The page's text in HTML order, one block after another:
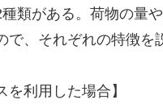
類がある。荷物の量
で、それぞれの特徴を
を利用した場合】